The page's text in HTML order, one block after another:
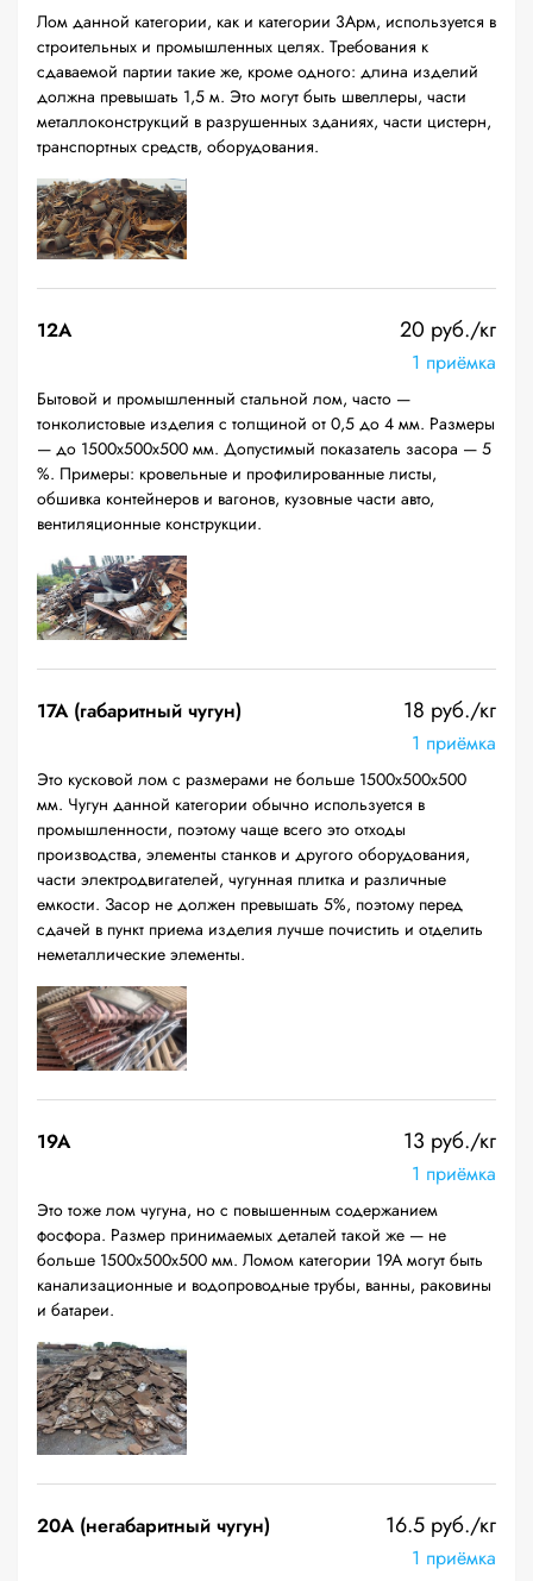
Лом данной категории, как и категории 3Арм, используется в
строительных и промышленных целях. Требования к
сдаваемой партии такие же, кроме одного: длина изделий
должна превышать 1,5 м. Это могут быть швеллеры, части
металлоконструкций в разрушенных зданиях, части цистерн,
транспортных средств, оборудования.
12A 20 руб./кг
1 приёмка
Бытовой и промышленный стальной лом, часто —
тонколистовые изделия с толщиной от 0,5 до 4 мм. Размеры
— до 1500х500х500 мм. Допустимый показатель засора — 5
%. Примеры: кровельные и профилированные листы,
обшивка контейнеров и вагонов, кузовные части авто,
вентиляционные конструкции.
17А (габаритный чугун) 18 руб./кг
1 приёмка
Это кусковой лом с размерами не больше 1500х500х500
мм. Чугун данной категории обычно используется в
промышленности, поэтому чаще всего это отходы
производства, элементы станков и другого оборудования,
части электродвигателей, чугунная плитка и различные
емкости. Засор не должен превышать 5%, поэтому перед
сдачей в пункт приема изделия лучше почистить и отделить
неметаллические элементы.
19A 13 руб./кг
1 приёмка
Это тоже лом чугуна, но с повышенным содержанием
фосфора. Размер принимаемых деталей такой же — не
больше 1500х500х500 мм. Ломом категории 19А могут быть
канализационные и водопроводные трубы, ванны, раковины
и батареи.
20A (негабаритный чугун) 16.5 руб./кг
1 приёмка